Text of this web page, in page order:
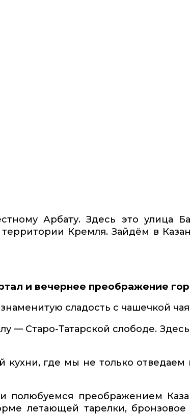
Арбату. Здесь это улица
Кремля. Зайдём в
и вечернее преображение
сладость с чашечкой
— Старо-Татарской слободе.
кухни, где мы не только
полюбуемся преображением
летающей тарелки,